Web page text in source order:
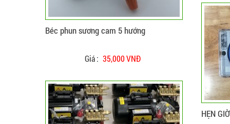
HẸN
ĐẶT HÀNG